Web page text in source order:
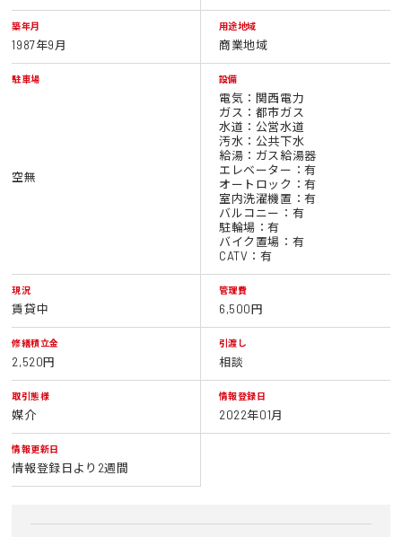
築年月
1987年9月
用途地域
商業地域
駐車場
空無
設備
電気：関西電力
ガス：都市ガス
水道：公営水道
汚水：公共下水
給湯：ガス給湯器
エレベーター：有
オートロック：有
室内洗濯機置：有
バルコニー：有
駐輪場：有
バイク置場：有
CATV：有
現況
賃貸中
管理費
6,500円
修繕積立金
2,520円
引渡し
相談
取引態様
媒介
情報登録日
2022年01月
情報更新日
情報登録日より2週間